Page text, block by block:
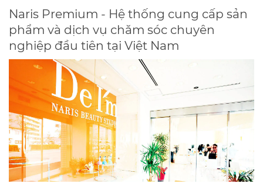
Naris Premium - Hệ thống cung cấp sản
phẩm và dịch vụ chăm sóc chuyên
nghiệp đầu tiên tại Việt Nam